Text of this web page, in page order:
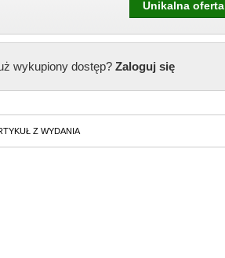
Unikalna oferta
wykupiony dostęp?Zaloguj się
Z WYDANIA